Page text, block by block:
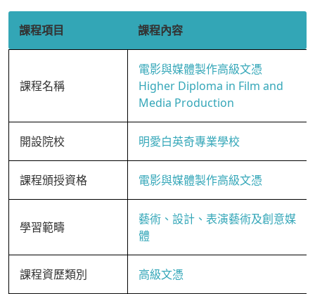
課程項目 課程內容
課程名稱
電影與媒體製作高級文憑
Higher Diploma in Film and
Media Production
開設院校 明愛白英奇專業學校
課程頒授資格 電影與媒體製作高級文憑
學習範疇
藝術、設計、表演藝術及創意媒
體
課程資歷類別 高級文憑